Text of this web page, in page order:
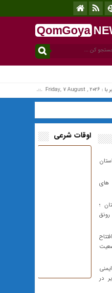
QomGoya
های
؛
در
اوقات شرعی